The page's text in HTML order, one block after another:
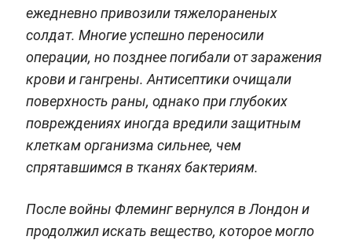
ежедневно привозили тяжелораненых
солдат. Многие успешно переносили
операции, но позднее погибали от заражения
крови и гангрены. Антисептики очищали
поверхность раны, однако при глубоких
повреждениях иногда вредили защитным
клеткам организма сильнее, чем
спрятавшимся в тканях бактериям.
После войны Флеминг вернулся в Лондон и
продолжил искать вещество, которое могло